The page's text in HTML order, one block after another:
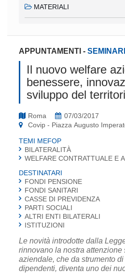
MATERIALI
APPUNTAMENTI -
Il nuovo welfare
benessere,
sviluppo del
Roma
07/03/2017
Covip - Piazza Augusto
TEMI MEFOP
BILATERALITÀ
WELFARE CONTRATTUALE E
DESTINATARI
FONDI PENSIONE
FONDI SANITARI
CASSE DI PREVIDENZA
PARTI SOCIALI
ALTRI ENTI BILATERALI
ISTITUZIONI
Le novità introdotte dalla
rinnovano la nostra attenzione
aziendale, che da strumento
dipendenti, diventa uno dei